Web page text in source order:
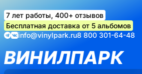
7 лет работы, 400+ отзывов
Бесплатная доставка от 5 альбомов
info@vinylpark.ru8 800 301-64-48
ВИНИЛПАРК